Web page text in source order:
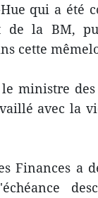
qui a été
de la BM,
cette
ministre
avec la
Finances a